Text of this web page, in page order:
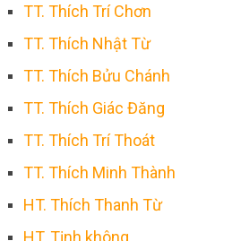
TT. Thích Trí Chơn
TT. Thích Nhật Từ
TT. Thích Bửu Chánh
TT. Thích Giác Đăng
TT. Thích Trí Thoát
TT. Thích Minh Thành
HT. Thích Thanh Từ
HT. Tịnh không